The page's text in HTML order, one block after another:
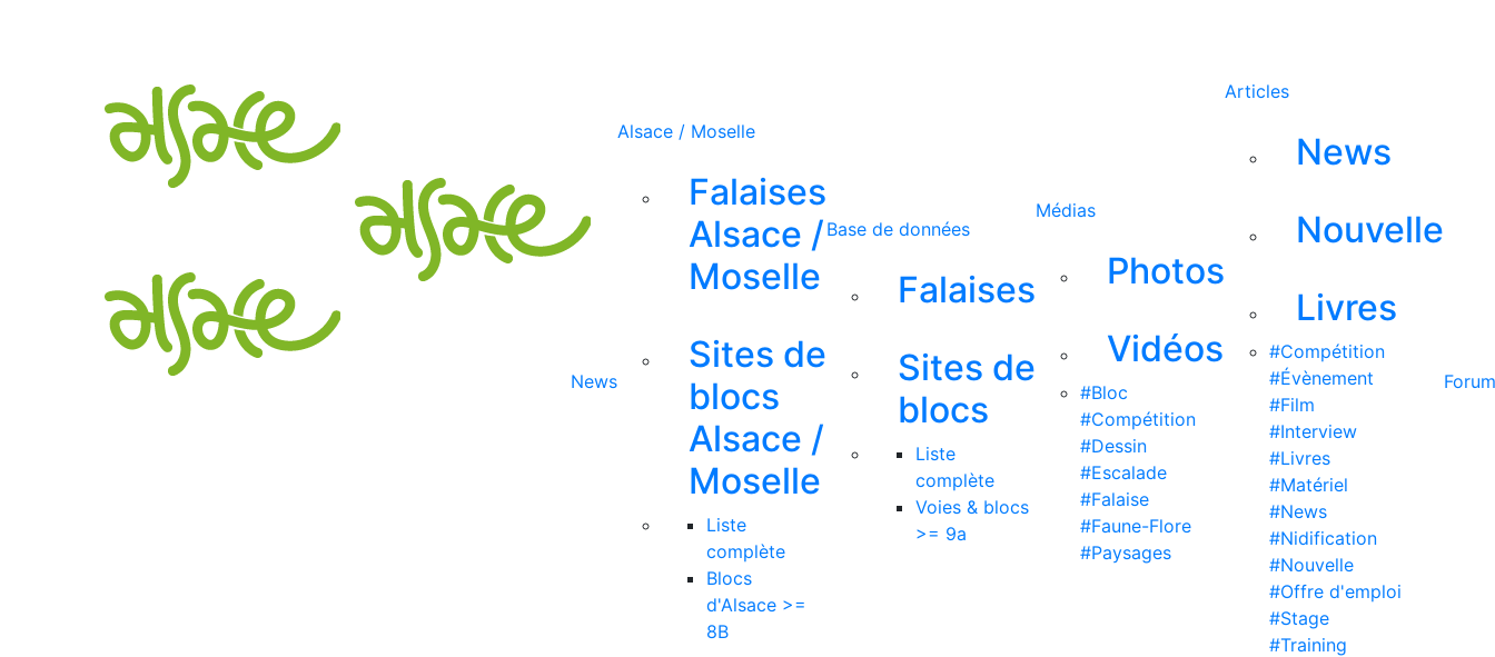
News
Alsace / Moselle
Falaises
Alsace /
Moselle
Sites de
blocs
Alsace /
Moselle
Liste
complète
Blocs
d'Alsace >=
8B
Base de données
Falaises
Sites de
blocs
Liste
complète
Voies & blocs
>= 9a
Médias
Photos
Vidéos
#Bloc
#Compétition
#Dessin
#Escalade
#Falaise
#Faune-Flore
#Paysages
Articles
News
Nouvelle
Livres
#Compétition
#Évènement
#Film
#Interview
#Livres
#Matériel
#News
#Nidification
#Nouvelle
#Offre d'emploi
#Stage
#Training
Forum